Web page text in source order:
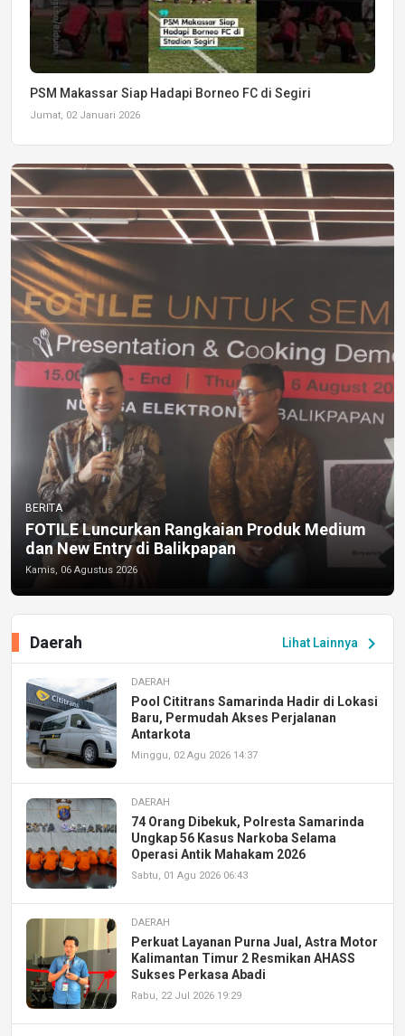
PSM Makassar Siap Hadapi Borneo FC di Segiri
Jumat, 02 Januari 2026
BERITA
FOTILE Luncurkan Rangkaian Produk Medium
dan New Entry di Balikpapan
Kamis, 06 Agustus 2026
Lihat Lainnya chevron_right
Daerah
DAERAH
Pool Cititrans Samarinda Hadir di Lokasi
Baru, Permudah Akses Perjalanan
Antarkota
Minggu, 02 Agu 2026 14:37
DAERAH
74 Orang Dibekuk, Polresta Samarinda
Ungkap 56 Kasus Narkoba Selama
Operasi Antik Mahakam 2026
Sabtu, 01 Agu 2026 06:43
DAERAH
Perkuat Layanan Purna Jual, Astra Motor
Kalimantan Timur 2 Resmikan AHASS
Sukses Perkasa Abadi
Rabu, 22 Jul 2026 19:29